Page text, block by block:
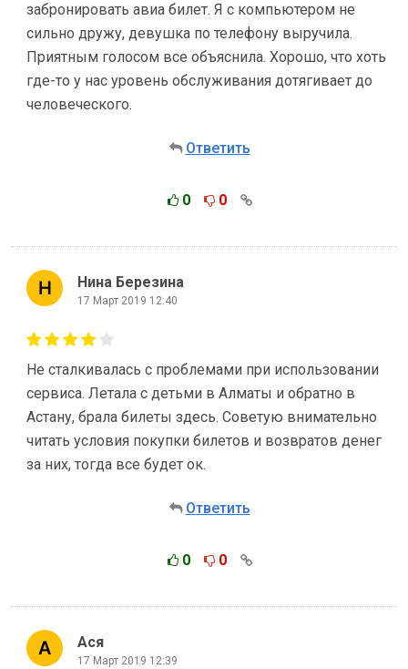
забронировать авиа билет. Я с компьютером не
сильно дружу, девушка по телефону выручила.
Приятным голосом все объяснила. Хорошо, что хоть
где-то у нас уровень обслуживания дотягивает до
человеческого.
Ответить
0 0
Нина Березина
17 Март 2019 12:40
Не сталкивалась с проблемами при использовании
сервиса. Летала с детьми в Алматы и обратно в
Астану, брала билеты здесь. Советую внимательно
читать условия покупки билетов и возвратов денег
за них, тогда все будет ок.
Ответить
0 0
Ася
17 Март 2019 12:39